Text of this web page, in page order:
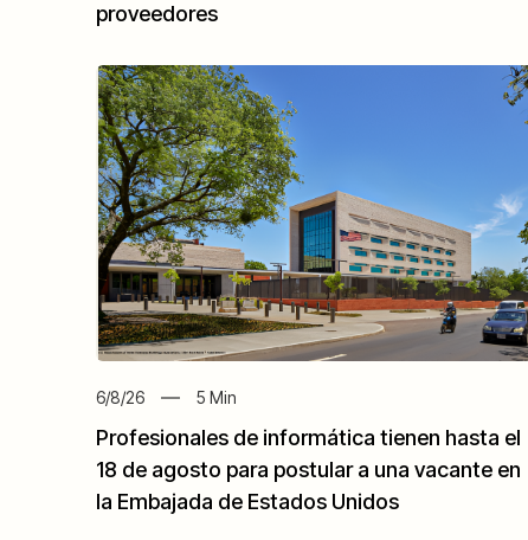
proveedores
6/8/26 5 Min
Profesionales de informática tienen hasta el
18 de agosto para postular a una vacante en
la Embajada de Estados Unidos